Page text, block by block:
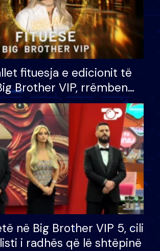
fituesja e edicionit të
Brother VIP, rrëmben
prej 100 mijë eurosh
në Big Brother VIP 5, cili
i radhës që lë shtëpinë